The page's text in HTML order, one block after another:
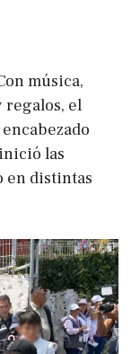
música,
regalos, el
las
en distintas